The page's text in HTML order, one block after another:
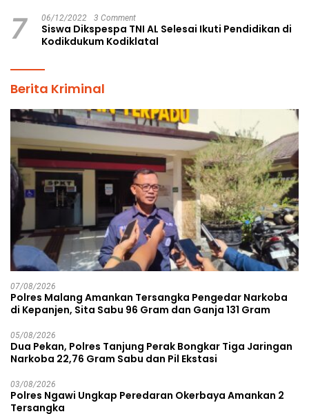
7 06/12/2022 3 Comment
Siswa Dikspespa TNI AL Selesai Ikuti Pendidikan di
Kodikdukum Kodiklatal
Berita Kriminal
07/08/2026
Polres Malang Amankan Tersangka Pengedar Narkoba
di Kepanjen, Sita Sabu 96 Gram dan Ganja 131 Gram
05/08/2026
Dua Pekan, Polres Tanjung Perak Bongkar Tiga Jaringan
Narkoba 22,76 Gram Sabu dan Pil Ekstasi
03/08/2026
Polres Ngawi Ungkap Peredaran Okerbaya Amankan 2
Tersangka